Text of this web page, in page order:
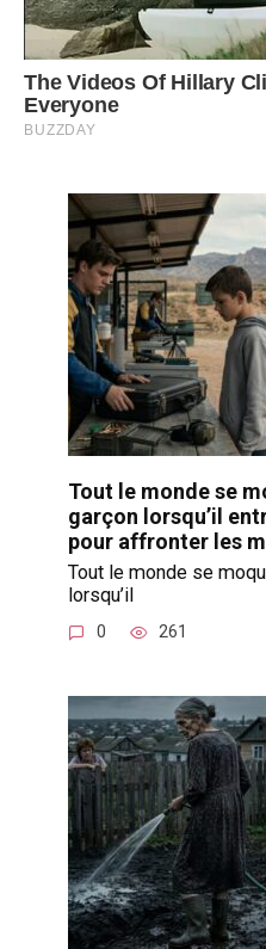
Tout le monde se
garçon lorsqu’il
pour affronter les
Tout le monde se
lorsqu’il
0 261